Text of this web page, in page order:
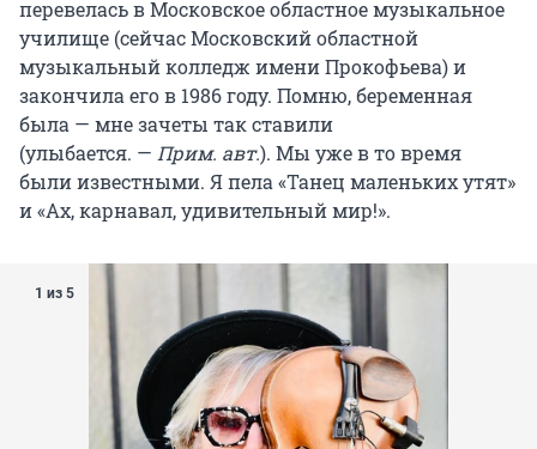
перевелась в Московское областное музыкальное
училище (сейчас Московский областной
музыкальный колледж имени Прокофьева) и
закончила его в 1986 году. Помню, беременная
была — мне зачеты так ставили
(улыбается. — Прим. авт.). Мы уже в то время
были известными. Я пела «Танец маленьких утят»
и «Ах, карнавал, удивительный мир!».
1 из 5